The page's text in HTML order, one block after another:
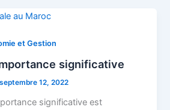
et Gestion
significative
septembre 12, 2022
significative est